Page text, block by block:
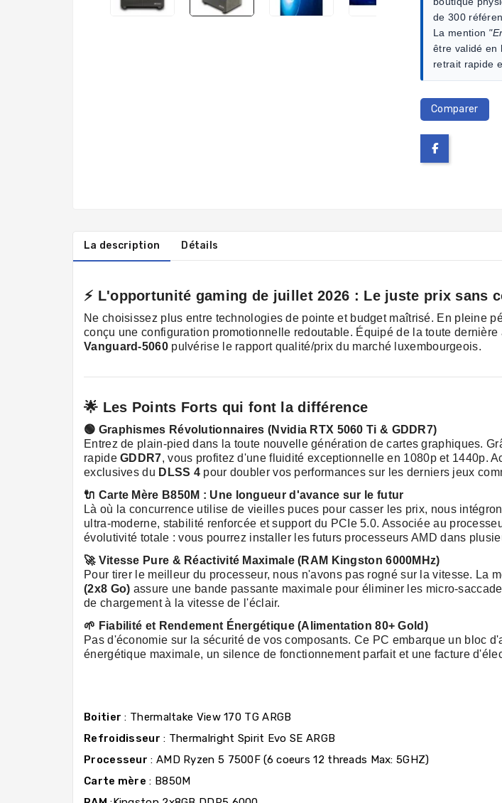
de 300
La mention
être validé en
retrait rapide
Comparer
La description Détails
⚡ L'opportunité gaming de juillet 2026 : Le juste prix sans
Ne choisissez plus entre technologies de pointe et budget maîtrisé. En pleine
conçu une configuration promotionnelle redoutable. Équipé de la toute
Vanguard-5060pulvérise le rapport qualité/prix du marché luxembourgeois.
🌟 Les Points Forts qui font la différence
🟢 Graphismes Révolutionnaires (Nvidia RTX 5060 Ti & GDDR7)
Entrez de plain-pied dans la toute nouvelle génération de cartes graphiques.
rapideGDDR7, vous profitez d'une fluidité exceptionnelle en 1080p et 1440p.
exclusives du DLSS 4 pour doubler vos performances sur les derniers jeux
🔌 Carte Mère B850M : Une longueur d'avance sur le futur
Là où la concurrence utilise de vieilles puces pour casser les prix, nous
ultra-moderne, stabilité renforcée et support du PCIe 5.0. Associée au
évolutivité totale : vous pourrez installer les futurs processeurs AMD dans
🚀 Vitesse Pure & Réactivité Maximale (RAM Kingston 6000MHz)
Pour tirer le meilleur du processeur, nous n'avons pas rogné sur la vitesse. La
(2x8 Go) assure une bande passante maximale pour éliminer les micro-
de chargement à la vitesse de l'éclair.
🌱 Fiabilité et Rendement Énergétique (Alimentation 80+ Gold)
Pas d'économie sur la sécurité de vos composants. Ce PC embarque un bloc
énergétique maximale, un silence de fonctionnement parfait et une facture
Boitier : Thermaltake View 170 TG ARGB
Refroidisseur : Thermalright Spirit Evo SE ARGB
Processeur : AMD Ryzen 5 7500F (6 coeurs 12 threads Max: 5GHZ)
Carte mère : B850M